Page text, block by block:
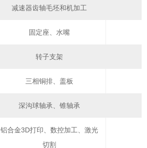
减速器齿轴毛坯和机加工
固定座、水嘴
转子支架
三相铜排、盖板
深沟球轴承、锥轴承
铝合金3D打印、数控加工、激光
切割